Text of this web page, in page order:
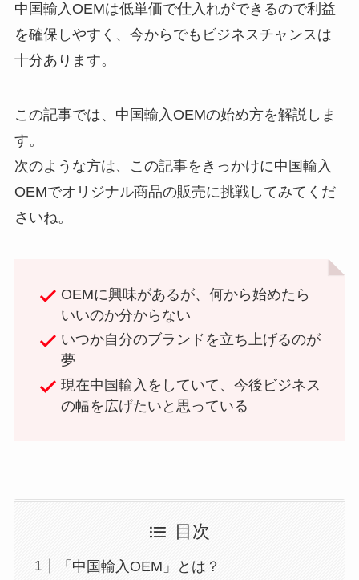
中国輸入OEMは低単価で仕入れができるので利益
を確保しやすく、今からでもビジネスチャンスは
十分あります。
この記事では、中国輸入OEMの始め方を解説しま
す。
次のような方は、この記事をきっかけに中国輸入
OEMでオリジナル商品の販売に挑戦してみてくだ
さいね。
OEMに興味があるが、何から始めたら
いいのか分からない
いつか自分のブランドを立ち上げるのが
夢
現在中国輸入をしていて、今後ビジネス
の幅を広げたいと思っている
目次
「中国輸入OEM」とは？